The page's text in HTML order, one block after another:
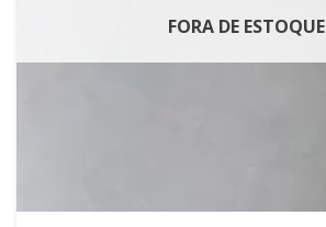
FORA DE ESTOQUE